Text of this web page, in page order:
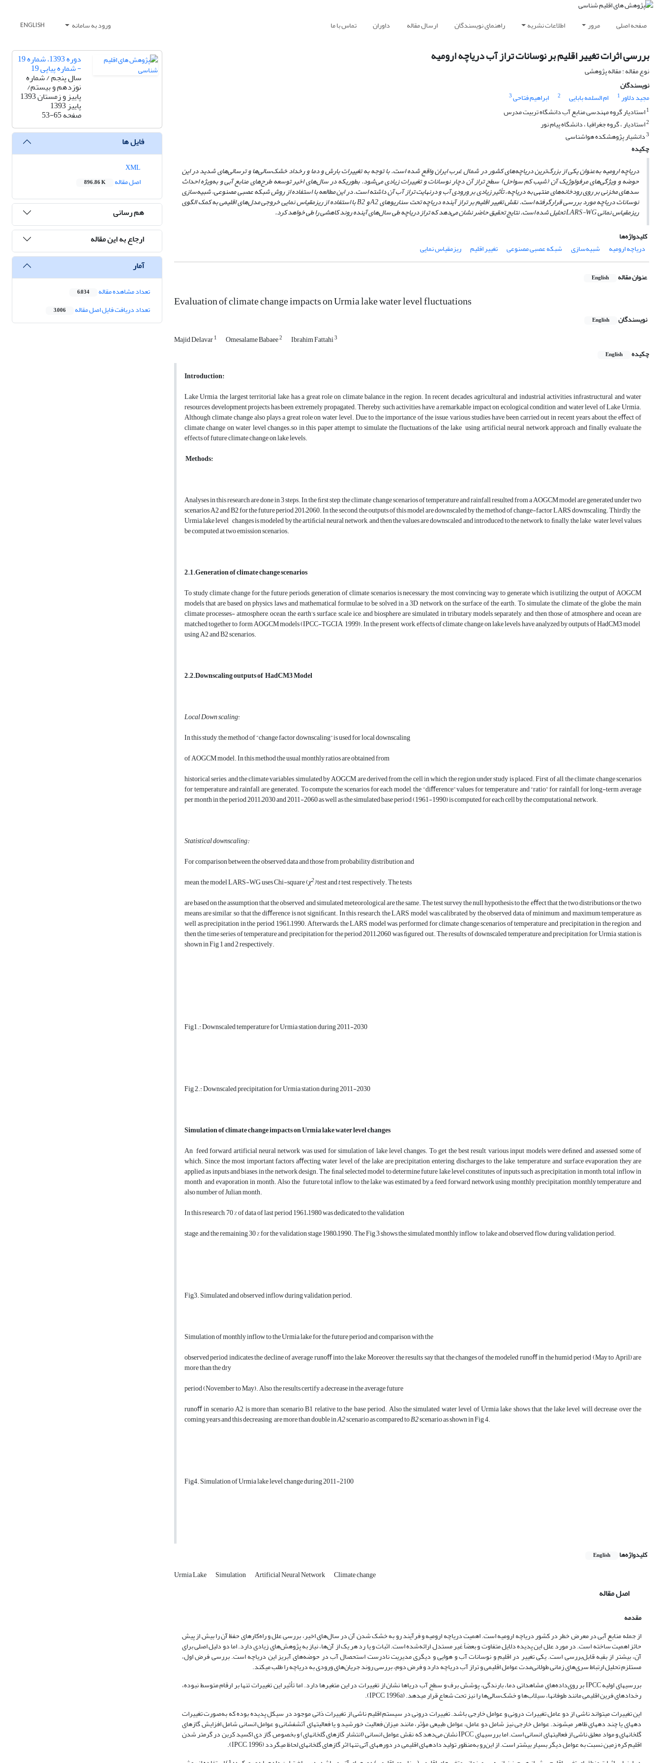
صفحه اصلی مرور اطلاعات نشریه راهنمای نویسندگان ارسال مقاله داوران تماس با ما ورود به سامانه ENGLISH
بررسی اثرات تغییر اقلیم بر نوسانات تراز آب دریاچه ارومیه
نوع مقاله : مقاله پژوهشی
نویسندگان
مجید دلاور1 ام السلمه بابایی 2 ابراهیم فتاحی3
1استادیار گروه مهندسی منابع آب دانشگاه تربیت مدرس
2استادیار ، گروه جغرافیا ، دانشگاه پیام نور
3دانشیار پژوهشکده هواشناسی
چکیده
دریاچه ارومیه به‌عنوان یکی از بزرگ‌ترین دریاچه‌های کشور در شمال غرب ایران واقع شده است. با توجه به تغییرات بارش و دما و رخداد خشک‌سالی‌ها و ترسالی‌های شدید در این
حوضه و ویژگی‌های مرفولوژیک آن (شیب کم سواحل) سطح تراز آن دچار نوسانات و تغییرات زیادی می‌شود. بطوریکه در سال‌های اخیر توسعه طرح‌های منابع آبی و به‌ویژه احداث
سدهای مخزنی بر روی رودخانه‌های منتهی به دریاچه، تأثیر زیادی بر ورودی آب و درنهایت تراز آب آن داشته است. در این مطالعه با استفاده از روش شبکه عصبی مصنوعی، شبیه‌سازی
نوسانات دریاچه مورد بررسی قرارگرفته است. نقش تغییر اقلیم بر تراز آینده دریاچه تحت سناریوهایA2وB2با استفاده از ریزمقیاس نمایی خروجی مدل‌های اقلیمی به کمک الگوی
ریزمقیاس نمائیLARS-WGتحلیل شده است. نتایج تحقیق حاضر نشان می‌دهد که تراز دریاچه طی سال‌های آینده روند کاهشی را طی خواهد کرد.
کلیدواژه‌ها
دریاچه ارومیه
شبیه‌سازی شبکه عصبی مصنوعی تغییر اقلیم ریزمقیاس نمایی
عنوان مقاله English
Evaluation of climate change impacts on Urmia lake water level fluctuations
نویسندگان English
Majid Delavar1 Omesalame Babaee2 Ibrahim Fattahi3
چکیده English
Introduction:
Lake Urmia, the largest territorial lake, has a great role on climate balance in the region. In recent decades, agricultural and industrial activities, infrastructural and water
resources development projects has been extremely propagated. Thereby, such activities have a remarkable impact on ecological condition and water level of Lake Urmia.
Although climate change also plays a great role on water level. Due to the importance of the issue, various studies have been carried out in recent years about the eﬀect of
climate change on water level changes.so in this paper attempt to simulate the fluctuations of the lake using artificial neural network approach and finally evaluate the
effects of future climate change on lake levels.
Methods:
Analyses in this research are done in 3 steps. In the ﬁrst step, the climate change scenarios of temperature and rainfall resulted from a AOGCM model are generated under two
scenarios A2 and B2 for the future period 201–2060. In the second, the outputs of this model are downscaled by the method of change-factor LARS downscaling. Thirdly, the
Urmia lake level changes is modeled by the artiﬁcial neural network, and then the values are downscaled and introduced to the network to, ﬁnally, the lake water level values
be computed at two emission scenarios.
2.1.Generation of climate change scenarios
To study climate change for the future periods, generation of climate scenarios is necessary, the most convincing way to generate which is utilizing the output of AOGCM
models that are based on physics laws and mathematical formulae to be solved in a 3D network on the surface of the earth. To simulate the climate of the globe, the main
climate processes- atmosphere, ocean, the earth’s surface, scale ice, and biosphere are simulated in tributary models separately, and then those of atmosphere and ocean are
matched together to form AOGCM models (IPCC-TGCIA, 1999). In the present work, effects of climate change on lake levels have analyzed by outputs of HadCM3 model
using A2 and B2 scenarios.
2.2.Downscaling outputs of HadCM3 Model
Local Down scaling:
In this study, the method of “change factor downscaling” is used for local downscaling
of AOGCM model. In this method the usual monthly ratios are obtained from
historical series, and the climate variables simulated by AOGCM are derived from the cell in which the region under study is placed. First of all, the climate change scenarios
for temperature and rainfall are generated. To compute the scenarios for each model, the “diﬀerence” values for temperature, and “ratio” for rainfall for long-term average
per month in the period 2011–2030 and 2011-2060 as well as the simulated base period (1961-1990) is computed for each cell by the computational network.
Statistical downscaling:
For comparison between the observed data and those from probability distribution and
mean, the model LARS-WG uses Chi-square (χ2)test andttest, respectively. The tests
are based on the assumption that the observed and simulated meteorological are the same. The test survey the null hypothesis to the eﬀect that the two distributions or the two
means are similar, so that the diﬀerence is not signiﬁcant. In this research, the LARS model was calibrated by the observed data of minimum and maximum temperature as
well as precipitation in the period 1961–1990. Afterwards, the LARS model was performed for climate change scenarios of temperature and precipitation in the region, and
then the time series of temperature and precipitation for the period 2011–2060 was ﬁgured out. The results of downscaled temperature and precipitation for Urmia station is
shown in Fig 1 and 2 respectively.
Fig1.: Downscaled temperature for Urmia station during 2011-2030
Fig 2.: Downscaled precipitation for Urmia station during 2011-2030
Simulationof climate change impacts onUrmialake water level changes
An feed forward artificial neural network was used for simulation of lake level changes. To get the best result, various input models were deﬁned and assessed some of
which. Since the most important factors aﬀecting water level of the lake are precipitation, entering discharges to the lake, temperature, and surface evaporation they are
applied as inputs and biases in the network design. The ﬁnal selected model to determine future lake level constitutes of inputs such as precipitation in month, total inflow in
month and evaporation in month. Also the future total inflow to the lake was estimated by a feed forward network using monthly precipitation, monthly temperature and
also number of Julian month.
In this research, 70 % of data of last period 1961–1980 was dedicated to the validation
stage, and the remaining 30 % for the validation stage 1980–1990. The Fig 3 shows the simulated monthly inflow to lake and observed flow during validation period.
Fig3. Simulated and observed inflow during validation period.
Simulation of monthly inflow to the Urmia lake for the future period and comparison with the
observed period indicates the decline of average runoﬀ into the lake Moreover, the results say that the changes of the modeled runoﬀ in the humid period (May to April) are
more than the dry
period (November to May). Also, the results certify a decrease in the average future
runoﬀ in scenario A2 is more than scenario B1 relative to the base period. Also the simulated water level of Urmia lake shows that the lake level will decrease over the
coming years and this decreasing are more than double inA2scenario as compared toB2scenario as shown in Fig 4.
Fig4. Simulation of Urmia lake level change during 2011-2100
کلیدواژه‌ها English
Urmia Lake Simulation Artificial Neural Network Climate change
اصل مقاله
مقدمه
از جمله منابع آبی در معرض خطر در کشور دریاچه ارومیه است. اهمیت دریاچه ارومیه و فرآیند رو به خشک شدن آن در سال‌های اخیر، بررسی علل و راه‌کارهای حفظ آن را بیش از پیش
حائز اهمیت ساخته است. در مورد علل این پدیده دلایل متفاوت و بعضاً غیر مستدل ارائه‌شده است. اثبات و یا رد هر یک از آن‌ها، نیاز به پژوهش‌های زیادی دارد. اما دو دلیل اصلی برای
آن، بیشتر از بقیه قابل‌بررسی است. یکی تغییر در اقلیم و نوسانات آب و هوایی و دیگری مدیریت نادرست استحصال آب در حوضه‌های آبریز این دریاچه است. بررسی فرض اول،
مستلزم تحلیل ارتباط سری‌های زمانی طولانی‌مدت عوامل اقلیمی و تراز آب دریاچه دارد و فرض دوم، بررسی روند جریان‌های ورودی به دریاچه را طلب می­کند.
بررسی­های اولیه IPCC بر روی‌داده‌های مشاهداتی دما، بارندگی، پوشش برف و سطح آب دریاها نشان از تغییرات در این متغیرها دارد. اما تأثیر این تغییرات تنها بر ارقام متوسط نبوده،
رخدادهای فرین اقلیمی مانند طوفان­ها، سیلاب‌ها و خشک‌سالی‌ها را نیز تحت شعاع قرار می­دهد. (IPCC, 1996a).
این تغییرات می­تواند ناشی از دو عامل تغییرات درونی و عوامل خارجی باشد. تغییرات درونی در سیستم اقلیم ناشی از تغییرات ذاتی موجود در سیکل پدیده بوده که به‌صورت تغییرات
دهه­ای یا چند دهه­ای ظاهر می­شوند. عوامل خارجی نیز شامل دو عامل، عوامل طبیعی مؤثر، مانند میزان فعالیت خورشید و یا فعالیت­های آتشفشانی و عوامل انسانی شامل افزایش گازهای
گلخانه­ای و مواد معلق ناشی از فعالیت­های انسانی است. اما بررسی­های IPCC نشان می‌دهد که نقش عوامل انسانی (انتشار گازهای گلخانه­ای) و بخصوص گاز دی اکسید کربن در گرم­تر شدن
اقلیم کره زمین نسبت به عوامل دیگر بسیار بیشتر است. از این‌رو به‌منظور تولید داده­های اقلیمی در دوره­های آتی تنها اثر گازهای گلخانه­ای لحاظ می­گردد (IPCC, 1996).
دوره 1393، شماره 19
- شماره پیاپی 19
سال پنجم / شماره
نوزدهم و بیستم/
پاییز و زمستان 1393
پاییز 1393
صفحه53-65
فایل ها
اصل مقاله
896.86 K
هم رسانی
ارجاع به این مقاله
آمار
تعداد مشاهده مقاله 6,034
تعداد دریافت فایل اصل مقاله 3,006